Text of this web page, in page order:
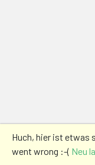
Huch, hier ist etwas
went wrong :-( Neu